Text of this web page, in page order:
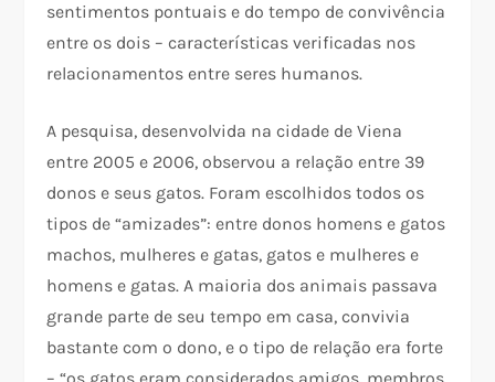
sentimentos pontuais e do tempo de convivência
entre os dois – características verificadas nos
relacionamentos entre seres humanos.
A pesquisa, desenvolvida na cidade de Viena
entre 2005 e 2006, observou a relação entre 39
donos e seus gatos. Foram escolhidos todos os
tipos de “amizades”: entre donos homens e gatos
machos, mulheres e gatas, gatos e mulheres e
homens e gatas. A maioria dos animais passava
grande parte de seu tempo em casa, convivia
bastante com o dono, e o tipo de relação era forte